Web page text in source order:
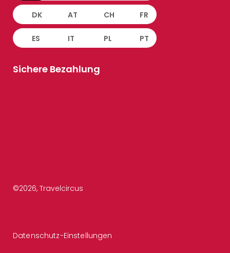
DK AT CH FR
ES IT PL PT
Sichere Bezahlung
©2026, Travelcircus
Datenschutz-Einstellungen